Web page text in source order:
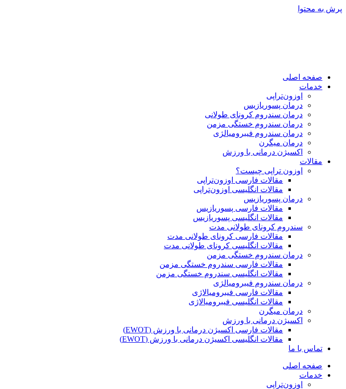
پرش به محتوا
صفحه اصلی
خدمات
اوزون‌تراپی
درمان پسوریازیس
درمان سندروم کرونای طولانی
درمان سندروم خستگی مزمن
درمان سندروم فیبرومیالژی
درمان میگرن
اکسیژن درمانی با ورزش
مقالات
اوزون تراپی چیست؟
مقالات فارسی اوزون‌تراپی
مقالات انگلیسی اوزون‌تراپی
درمان پسوریازیس
مقالات فارسی پسوریازیس
مقالات انگلیسی پسوریازیس
سندروم کرونای طولانی مدت
مقالات فارسی کرونای طولانی مدت
مقالات انگلیسی کرونای طولانی مدت
درمان سندروم خستگی مزمن
مقالات فارسی سندروم خستگی مزمن
مقالات انگلیسی سندروم خستگی مزمن
درمان سندروم فیبرومیالژی
مقالات فارسی فیبرومیالاژی
مقالات انگلیسی فیبرومیالاژی
درمان میگرن
اکسیژن درمانی با ورزش
مقالات فارسی اکسیژن درمانی با ورزش (EWOT)
مقالات انگلیسی اکسیژن درمانی با ورزش (EWOT)
تماس با ما
صفحه اصلی
خدمات
اوزون‌تراپی